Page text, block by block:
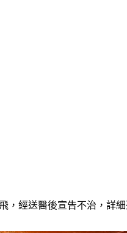
，經送醫後宣告不治，詳